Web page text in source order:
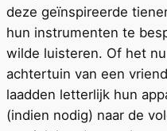
deze geïnspireerde
hun instrumenten te
wilde luisteren. Of het
achtertuin van een
laadden letterlijk hun
(indien nodig) naar de